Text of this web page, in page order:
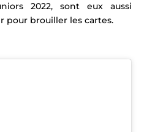
2022, sont eux aussi
pour brouiller les cartes.